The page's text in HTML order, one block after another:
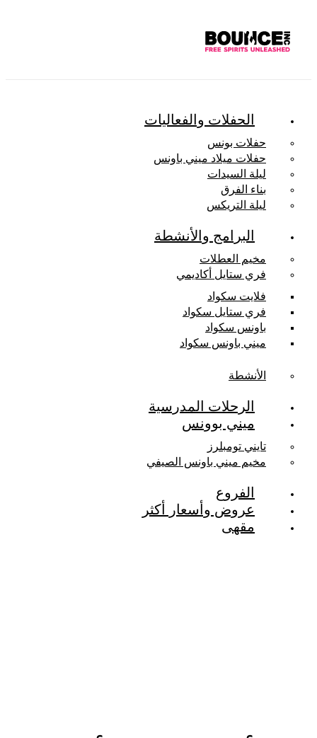
الحفلات والفعاليات
حفلات بونس
حفلات ميلاد ميني باونس
ليلة السيدات
بناء الفرق
ليلة التريكس
البرامج والأنشطة
مخيم العطلات
فري ستايل أكاديمي
فلايت سكواد
فري ستايل سكواد
باونس سكواد
ميني باونس سكواد
الأنشطة
الرحلات المدرسية
ميني بوونس
تايني تومبلرز
مخيم ميني باونس الصيفي
الفروع
عروض وأسعار أكثر
مقهى